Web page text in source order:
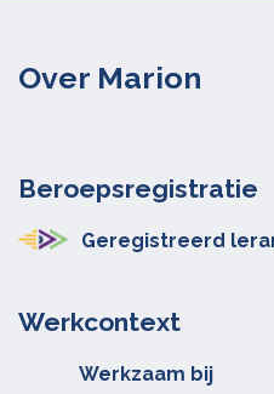
Over Marion
Beroepsregistratie
Geregistreerd
Werkcontext
Werkzaam bij